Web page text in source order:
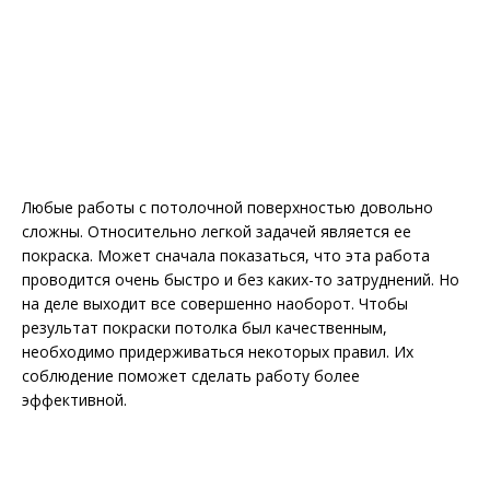
Любые работы с потолочной поверхностью довольно
сложны. Относительно легкой задачей является ее
покраска. Может сначала показаться, что эта работа
проводится очень быстро и без каких-то затруднений. Но
на деле выходит все совершенно наоборот. Чтобы
результат покраски потолка был качественным,
необходимо придерживаться некоторых правил. Их
соблюдение поможет сделать работу более
эффективной.